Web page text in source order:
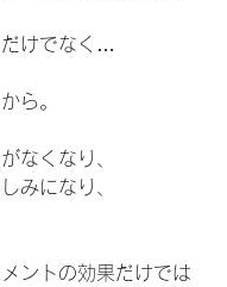
けでなく…
ら。
なくなり、
みになり、
ントの効果だけでは